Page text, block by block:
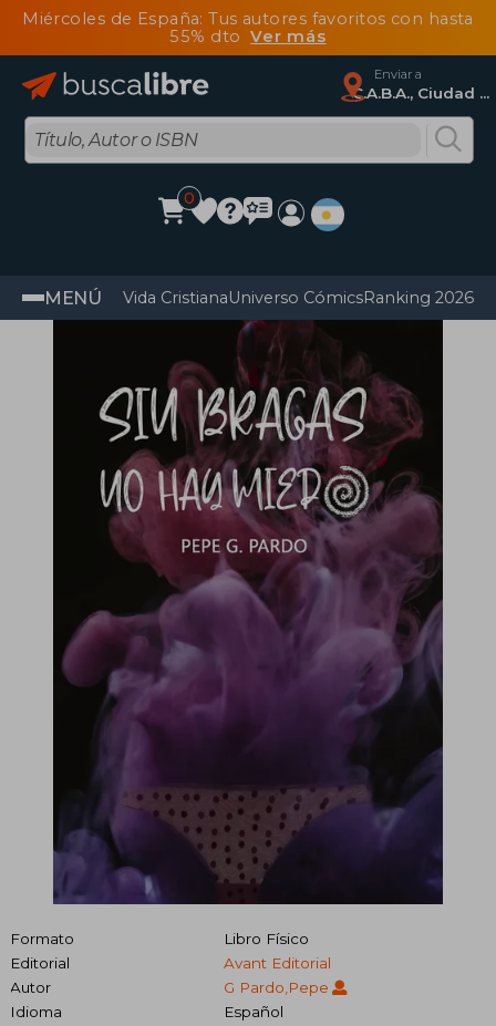
Miércoles de España: Tus autores favoritos con hasta
55% dtoVer más
Enviar a
C.A.B.A., Ciudad Autónoma De Buenos Aires
0
MENÚ Vida CristianaUniverso CómicsRanking 2026
Formato
Libro Físico
Editorial
Avant Editorial
Autor
G Pardo,Pepe
Idioma
Español